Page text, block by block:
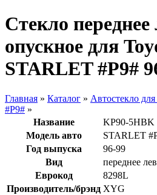
Стекло переднее
опускное для
STARLET #P9#
Главная » Каталог » Автостекло
#P9# »
Название
KP90-5HBK
Модель авто
STARLET
Год выпуска
96-99
Вид
переднее
Еврокод
8298L
Производитель/брэнд XYG